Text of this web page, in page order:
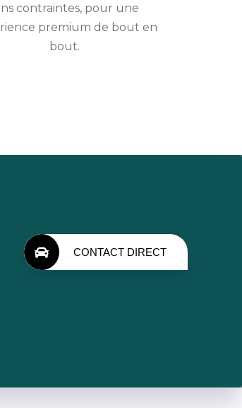
contraintes, pour une
premium de bout en
bout.
CONTACT DIRECT